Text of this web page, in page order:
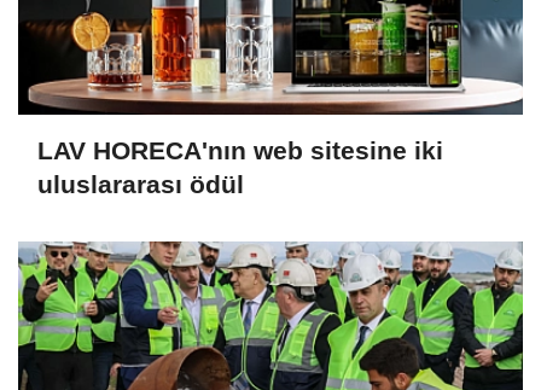
LAV HORECA'nın web sitesine iki
uluslararası ödül